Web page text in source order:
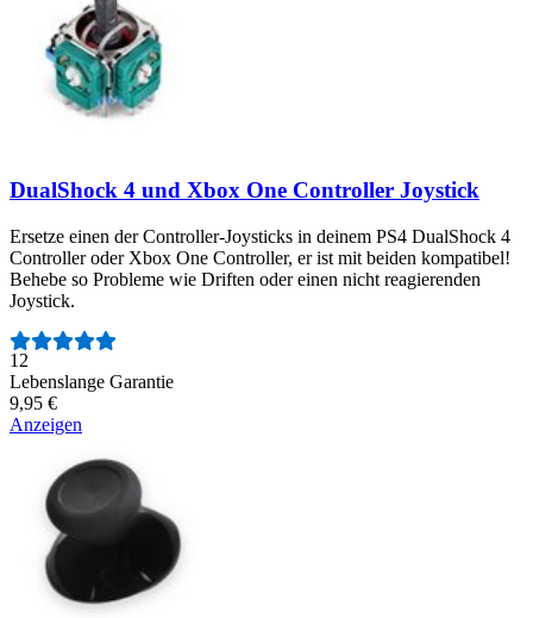
DualShock 4 und Xbox One Controller Joystick
Ersetze einen der Controller-Joysticks in deinem PS4 DualShock 4
Controller oder Xbox One Controller, er ist mit beiden kompatibel!
Behebe so Probleme wie Driften oder einen nicht reagierenden
Joystick.
Anzahl der Bewertungen:
12
Lebenslange Garantie
9,95 €
Anzeigen